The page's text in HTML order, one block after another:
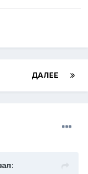
ДАЛЕЕ